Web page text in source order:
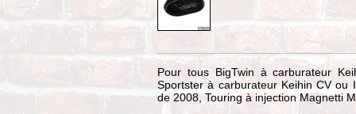
Pour tous BigTwin à carburateur
Sportster à carburateur Keihin CV
de 2008, Touring à injection Magnetti